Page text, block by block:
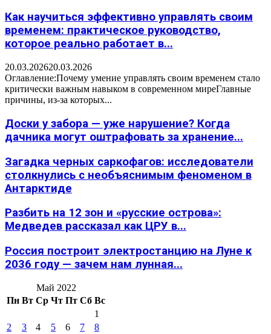
Как научиться эффективно управлять своим
временем: практическое руководство,
которое реально работает в...
20.03.202620.03.2026
Оглавление:Почему умение управлять своим временем стало
критически важным навыком в современном миреГлавные
причины, из-за которых...
Доски у забора — уже нарушение? Когда
дачника могут оштрафовать за хранение...
Загадка черных саркофагов: исследователи
столкнулись с необъяснимым феноменом в
Антарктиде
Разбить на 12 зон и «русские острова»:
Медведев рассказал как ЦРУ в...
Россия построит электростанцию на Луне к
2036 году — зачем нам лунная...
Май 2022
Пн Вт Ср Чт Пт Сб Вс
1
2
3 4 5 6 7
8